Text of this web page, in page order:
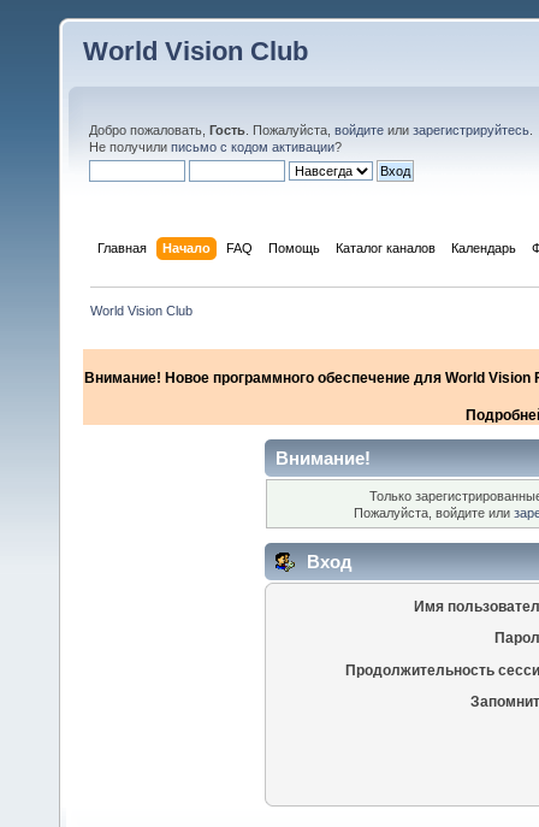
World Vision Club
Добро пожаловать, Гость . Пожалуйста, войдите или зарегистрируйтесь
Не получили письмо с кодом активации?
Главная Начало FAQ Помощь Каталог каналов Календарь
World Vision Club
Внимание! Новое программного обеспечение для World
Внимание!
Только
Пожалуйста, войдите или
Вход
Имя
Продолжительность